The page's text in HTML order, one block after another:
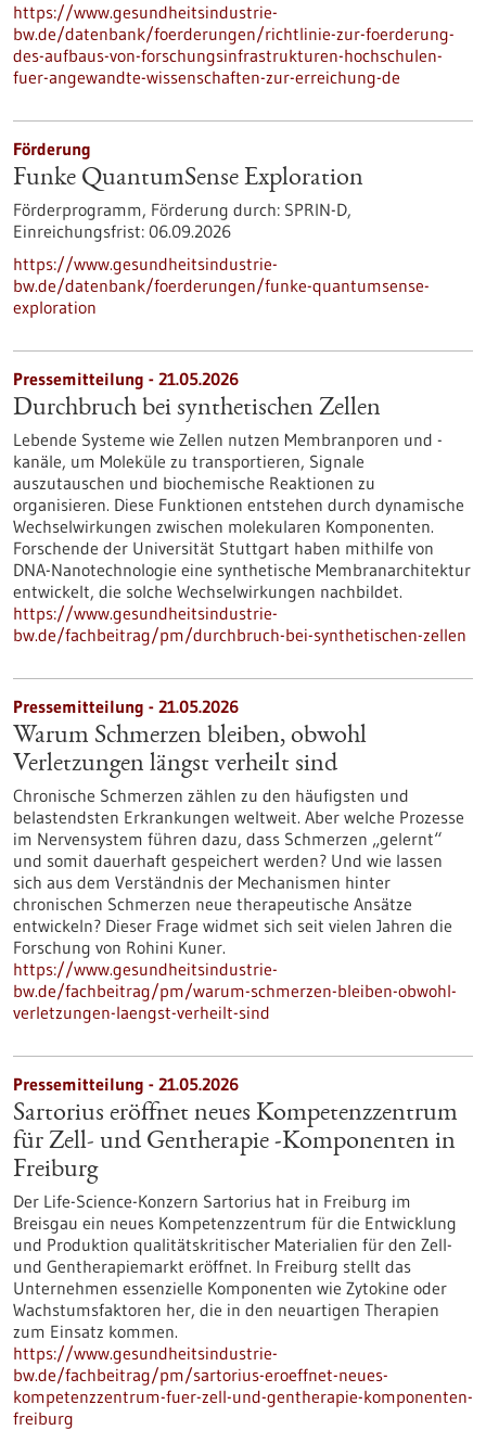
https://www.gesundheitsindustrie-
bw.de/datenbank/foerderungen/richtlinie-zur-foerderung-
des-aufbaus-von-forschungsinfrastrukturen-hochschulen-
fuer-angewandte-wissenschaften-zur-erreichung-de
Förderung
Funke QuantumSense Exploration
Förderprogramm, Förderung durch: SPRIN-D,
Einreichungsfrist: 06.09.2026
https://www.gesundheitsindustrie-
bw.de/datenbank/foerderungen/funke-quantumsense-
exploration
Pressemitteilung - 21.05.2026
Durchbruch bei synthetischen Zellen
Lebende Systeme wie Zellen nutzen Membranporen und -
kanäle, um Moleküle zu transportieren, Signale
auszutauschen und biochemische Reaktionen zu
organisieren. Diese Funktionen entstehen durch dynamische
Wechselwirkungen zwischen molekularen Komponenten.
Forschende der Universität Stuttgart haben mithilfe von
DNA-Nanotechnologie eine synthetische Membranarchitektur
entwickelt, die solche Wechselwirkungen nachbildet.
https://www.gesundheitsindustrie-
bw.de/fachbeitrag/pm/durchbruch-bei-synthetischen-zellen
Pressemitteilung - 21.05.2026
Warum Schmerzen bleiben, obwohl
Verletzungen längst verheilt sind
Chronische Schmerzen zählen zu den häufigsten und
belastendsten Erkrankungen weltweit. Aber welche Prozesse
im Nervensystem führen dazu, dass Schmerzen „gelernt“
und somit dauerhaft gespeichert werden? Und wie lassen
sich aus dem Verständnis der Mechanismen hinter
chronischen Schmerzen neue therapeutische Ansätze
entwickeln? Dieser Frage widmet sich seit vielen Jahren die
Forschung von Rohini Kuner.
https://www.gesundheitsindustrie-
bw.de/fachbeitrag/pm/warum-schmerzen-bleiben-obwohl-
verletzungen-laengst-verheilt-sind
Pressemitteilung - 21.05.2026
Sartorius eröffnet neues Kompetenzzentrum
für Zell- und Gentherapie ‑Komponenten in
Freiburg
Der Life-Science-Konzern Sartorius hat in Freiburg im
Breisgau ein neues Kompetenzzentrum für die Entwicklung
und Produktion qualitätskritischer Materialien für den Zell-
und Gentherapiemarkt eröffnet. In Freiburg stellt das
Unternehmen essenzielle Komponenten wie Zytokine oder
Wachstumsfaktoren her, die in den neuartigen Therapien
zum Einsatz kommen.
https://www.gesundheitsindustrie-
bw.de/fachbeitrag/pm/sartorius-eroeffnet-neues-
kompetenzzentrum-fuer-zell-und-gentherapie-komponenten-
freiburg